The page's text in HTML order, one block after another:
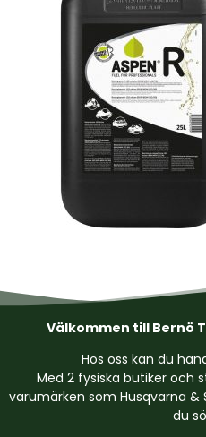
Välkommen till Bernö
Hos oss kan du
Med 2 fysiska butiker och
varumärken som Husqvarna &
du